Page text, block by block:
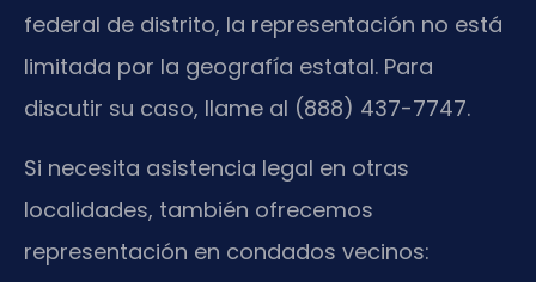
federal de distrito, la representación no está
limitada por la geografía estatal. Para
discutir su caso, llame al (888) 437-7747.
Si necesita asistencia legal en otras
localidades, también ofrecemos
representación en condados vecinos: